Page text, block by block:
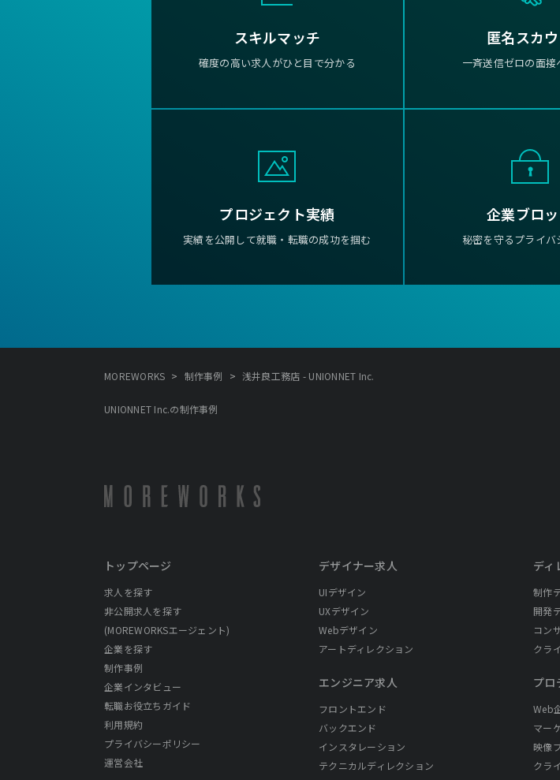
スキルマッチ
確度の高い求人がひと目で分かる
匿名スカ
一斉送信ゼロの面接
プロジェクト実績
実績を公開して就職・転職の成功を掴む
企業ブロ
秘密を守るプライバ
MOREWORKS > 制作事例 > 浅井良工務店 - UNIONNET Inc.
UNIONNET Inc.の制作事例
トップページ
求人を探す
非公開求人を探す
(MOREWORKSエージェント)
企業を探す
制作事例
企業インタビュー
転職お役立ちガイド
利用規約
プライバシーポリシー
運営会社
デザイナー求人
UIデザイン
UXデザイン
Webデザイン
アートディレクション
エンジニア求人
フロントエンド
バックエンド
インスタレーション
テクニカルディレクション
ディ
制作
開発
コン
クラ
プロ
Web
マー
映像
クラ